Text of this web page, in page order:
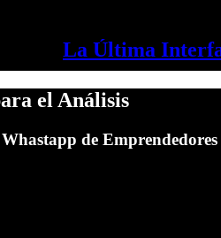
La Última
el Análisis
de